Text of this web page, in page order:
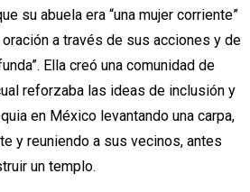
su abuela era “una mujer corriente”
a través de sus acciones y de
Ella creó una comunidad de
reforzaba las ideas de inclusión y
en México levantando una carpa,
y reuniendo a sus vecinos, antes
un templo.